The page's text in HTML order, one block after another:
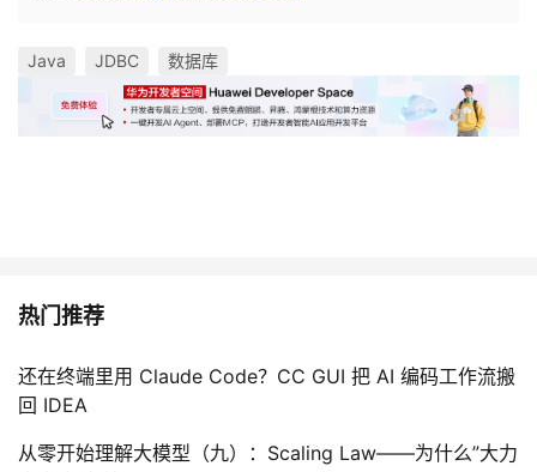
Java JDBC 数据库
热门推荐
还在终端里用 Claude Code？CC GUI 把 AI 编码工作流搬
回 IDEA
从零开始理解大模型（九）：Scaling Law——为什么”大力